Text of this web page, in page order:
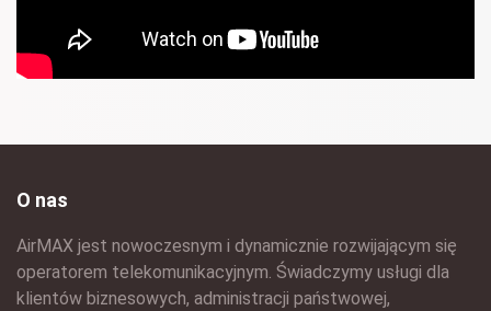
O nas
AirMAX jest nowoczesnym i dynamicznie rozwijającym się
operatorem telekomunikacyjnym. Świadczymy usługi dla
klientów biznesowych, administracji państwowej,